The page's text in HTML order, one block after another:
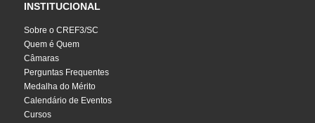
INSTITUCIONAL
Sobre o CREF3/SC
Quem é Quem
Câmaras
Perguntas Frequentes
Medalha do Mérito
Calendário de Eventos
Cursos